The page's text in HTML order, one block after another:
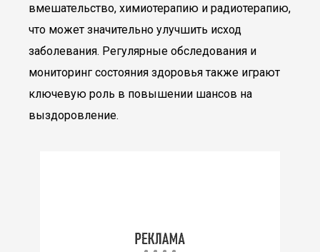
вмешательство, химиотерапию и радиотерапию,
что может значительно улучшить исход
заболевания. Регулярные обследования и
мониторинг состояния здоровья также играют
ключевую роль в повышении шансов на
выздоровление.